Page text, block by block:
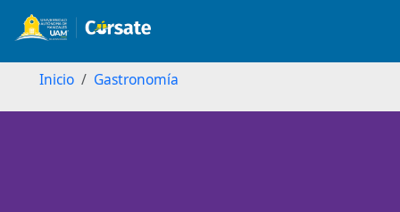
Inicio Gastronomía